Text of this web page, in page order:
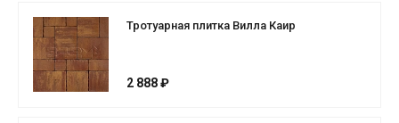
Тротуарная плитка Вилла Каир
2 888 ₽